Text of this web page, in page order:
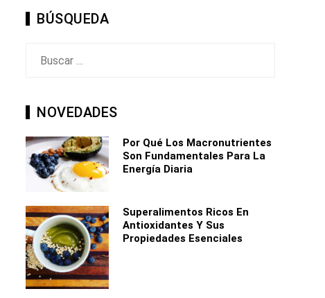
BÚSQUEDA
NOVEDADES
Por Qué Los Macronutrientes
Son Fundamentales Para La
Energía Diaria
Superalimentos Ricos En
Antioxidantes Y Sus
Propiedades Esenciales